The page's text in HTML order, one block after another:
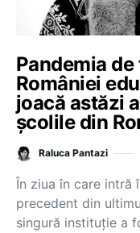
Pandemia
României
joacă astăzi
școlile din
Raluca Pantazi
În ziua în care intră
precedent din
singură instituție a